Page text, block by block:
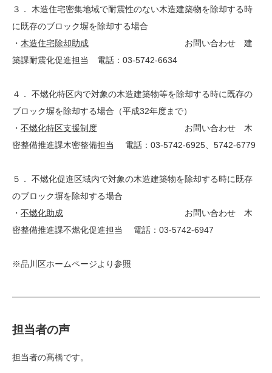
３． 木造住宅密集地域で耐震性のない木造建築物を除却する時
に既存のブロック塀を除却する場合
・ 木造住宅除却助成 お問い合わせ 建
築課耐震化促進担当 電話：03-5742-6634
４． 不燃化特区内で対象の木造建築物等を除却する時に既存の
ブロック塀を除却する場合（平成32年度まで）
・ 不燃化特区支援制度 お問い合わせ 木
密整備推進課木密整備担当 電話：03-5742-6925、5742-6779
５． 不燃化促進区域内で対象の木造建築物を除却する時に既存
のブロック塀を除却する場合
・ 不燃化助成 お問い合わせ 木
密整備推進課不燃化促進担当 電話：03-5742-6947
※品川区ホームページより参照
担当者の声
担当者の髙橋です。